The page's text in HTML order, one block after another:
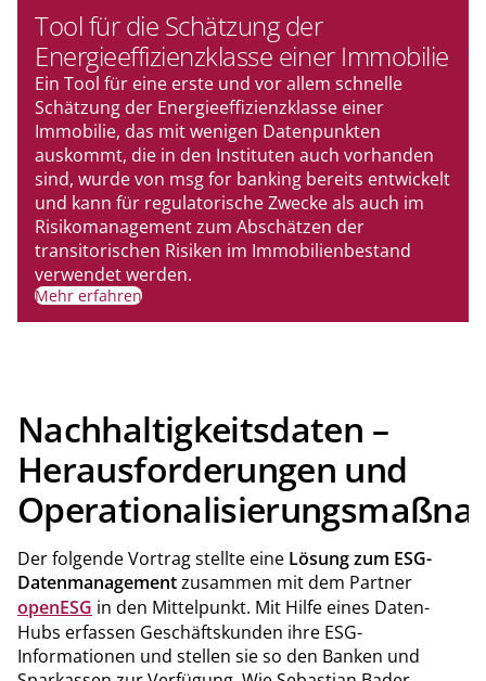
Tool für die Schätzung der
Energieeffizienzklasse einer Immobilie
Ein Tool für eine erste und vor allem schnelle
Schätzung der Energieeffizienzklasse einer
Immobilie, das mit wenigen Datenpunkten
auskommt, die in den Instituten auch vorhanden
sind, wurde von msg for banking bereits entwickelt
und kann für regulatorische Zwecke als auch im
Risikomanagement zum Abschätzen der
transitorischen Risiken im Immobilienbestand
verwendet werden.
Mehr erfahren
Nachhaltigkeitsdaten –
Herausforderungen und
Der folgende Vortrag stellte eine Lösung zum ESG-
Datenmanagementzusammen mit dem Partner
openESG in den Mittelpunkt. Mit Hilfe eines Daten-
Hubs erfassen Geschäftskunden ihre ESG-
Informationen und stellen sie so den Banken und